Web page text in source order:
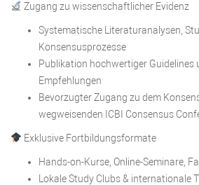
Zugang zu wissenschaftlicher Evidenz
Systematische Literaturanalysen,
Konsensusprozesse
Publikation hochwertiger Guidelines
Empfehlungen
Bevorzugter Zugang zu dem
wegweisenden ICBI Consensus
Exklusive Fortbildungsformate
Hands-on-Kurse, Online-Seminare,
Lokale Study Clubs & internationale